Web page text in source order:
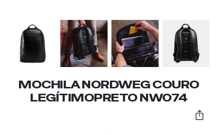
MOCHILA NORDWEG COURO
LEGÍTIMOPRETO NW074